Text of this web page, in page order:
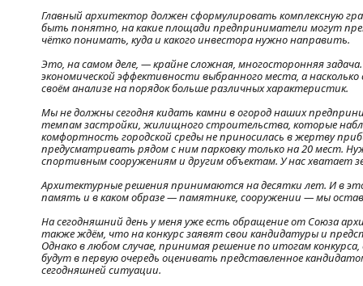
Главный архитектор должен сформулировать комплексную
быть понятно, на какие площади предприниматели могут
чётко понимать, куда и какого инвестора нужно направить.
Это, на самом деле, — крайне сложная, многосторонняя
экономической эффективности выбранного места, а
своём анализе на порядок больше различных характеристик.
Мы не должны сегодня кидать камни в огород наших
темпам застройки, жилищного строительства, которые
комфортность городской среды не приносилась в жертву
предусматривать рядом с ним парковку только на 20 мест.
спортивным сооружениям и другим объектам. У нас хватает
Архитектурные решения принимаются на десятки лет. И в
память и в каком образе — памятнике, сооружении — мы
На сегодняшний день у меня уже есть обращение от Союза
также ждём, что на конкурс заявят свои кандидатуры и
Однако в любом случае, принимая решение по итогам
будут в первую очередь оценивать представленное
сегодняшней ситуации.